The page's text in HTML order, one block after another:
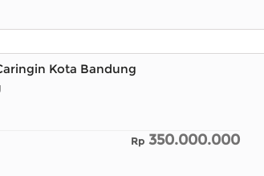
Kota Bandung
Rp 350.000.000